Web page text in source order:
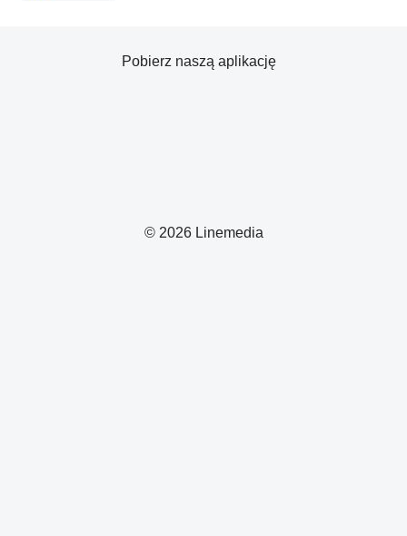
© 2026 Linemedia
Pobierz naszą aplikację